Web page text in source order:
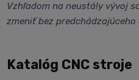
Vzhľadom na neustály vývoj
zmeniť bez predchádzajúceho
Katalóg CNC stroje